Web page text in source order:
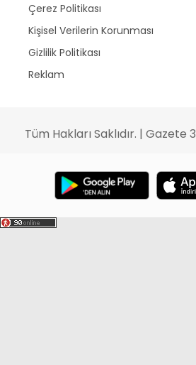
Çerez Politikası
Kişisel Verilerin Korunması
Gizlilik Politikası
Reklam
Tüm Hakları Saklıdır. | Gazete 3